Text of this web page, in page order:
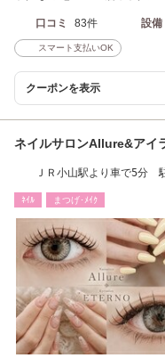
口コミ 83件 設備
スマート支払いOK
クーポンを表示
ネイルサロンAllure&アイ
ＪＲ小山駅より車で5分
ﾈｲﾙ まつげ･ﾒｲｸ